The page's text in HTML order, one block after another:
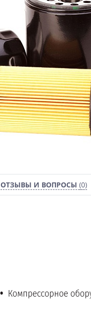
ОТЗЫВЫ И ВОПРОСЫ (0)